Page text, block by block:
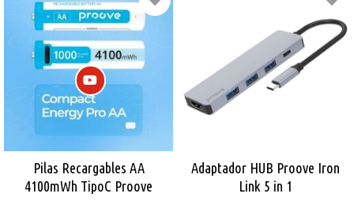
Pilas Recargables AA
4100mWh TipoC Proove
Adaptador HUB Proove Iron
Link 5 in 1